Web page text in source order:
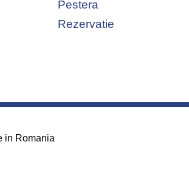
Pestera
Rezervatie
in Romania